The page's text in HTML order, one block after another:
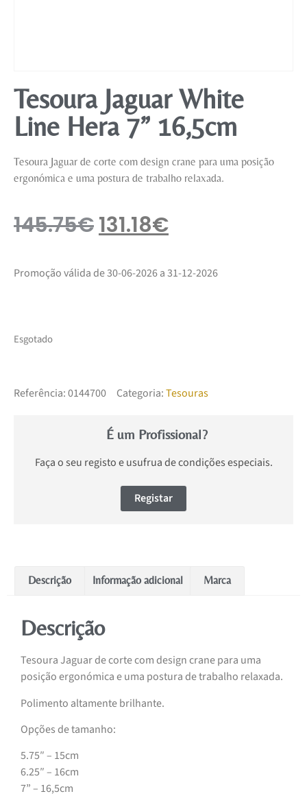
Tesoura Jaguar White
Line Hera 7” 16,5cm
Tesoura Jaguar de corte com design crane para uma posição
ergonómica e uma postura de trabalho relaxada.
145.75€131.18€
Promoção válida de 30-06-2026 a 31-12-2026
Esgotado
Referência:0144700 Categoria:Tesouras
É um Profissional?
Faça o seu registo e usufrua de condições especiais.
Registar
Descrição Informação adicional Marca
Descrição
Tesoura Jaguar de corte com design crane para uma
posição ergonómica e uma postura de trabalho relaxada.
Polimento altamente brilhante.
Opções de tamanho:
5.75″ – 15cm
6.25″ – 16cm
7” – 16,5cm